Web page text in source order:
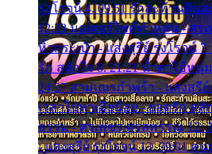
รุ่งโรจน์ 4. 09:51 รักสะท้านดิน
12:23 มอเตอร์ไซค์ทำหล่น - ศร
หิ้วกระเป๋า - แสงสุรีย์ รุ่งโรจน์ 7.
รัก สลักใจ 8. 21:21 น้ำตาไอ้ห
24:27 สามเณรกำพร้า - แสงสุรีย์
เวลาไปหาเมียน้อย - ยอดรัก สลั
ธรรม - ศรเพชร ศรสุพรรณ 12.
- แสงสุรีย์ รุ่งโรจน์ 13. 39:01 ค